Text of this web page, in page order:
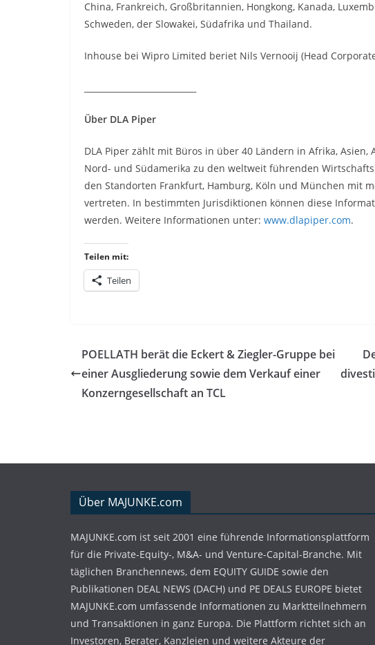
China, Frankreich, Großbritannien, Hongkong, Kanada,
Schweden, der Slowakei, Südafrika und Thailand.
Inhouse bei Wipro Limited beriet Nils Vernooij (Head
Über DLA Piper
DLA Piper zählt mit Büros in über 40 Ländern in Afrika, Asien,
Nord- und Südamerika zu den weltweit führenden
den Standorten Frankfurt, Hamburg, Köln und München mit
vertreten. In bestimmten Jurisdiktionen können diese
werden. Weitere Informationen unter: www.dlapiper.com.
Teilen mit:
Teilen
POELLATH berät die Eckert & Ziegler-Gruppe bei
einer Ausgliederung sowie dem Verkauf einer
Konzerngesellschaft an TCL
Über MAJUNKE.com
MAJUNKE.com ist seit 2001 eine führende Informationsplattform
für die Private-Equity-, M&A- und Venture-Capital-Branche. Mit
täglichen Branchennews, dem EQUITY GUIDE sowie den
Publikationen DEAL NEWS (DACH) und PE DEALS EUROPE bietet
MAJUNKE.com umfassende Informationen zu Marktteilnehmern
und Transaktionen in ganz Europa. Die Plattform richtet sich an
Investoren, Berater, Kanzleien und weitere Akteure der